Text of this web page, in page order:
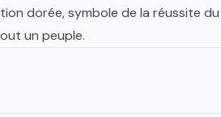
dorée, symbole de la réussite du
un peuple.